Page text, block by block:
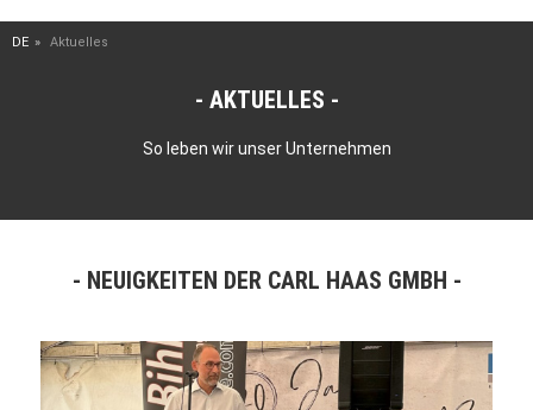
DE Aktuelles
AKTUELLES
So leben wir unser Unternehmen
NEUIGKEITEN DER CARL HAAS GMBH